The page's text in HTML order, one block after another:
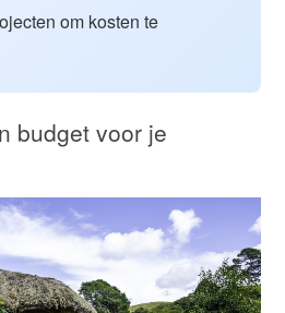
om kosten te
budget voor je